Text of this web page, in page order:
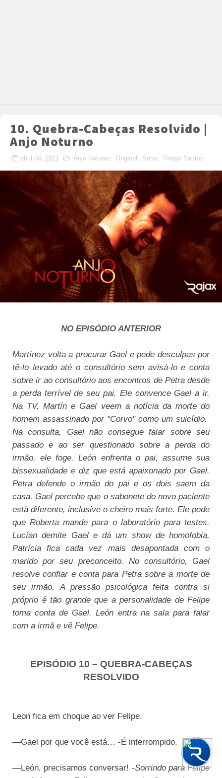
10. Quebra-Cabeças Resolvido |
Anjo Noturno
abril 04, 2021 Anjo Noturno Original Série Thiago Santos
NO EPISÓDIO ANTERIOR
Martínez volta a procurar Gael e pede desculpas por
tê-lo levado até o consultório sem avisá-lo e conta
sobre ir ao consultório aos encontros de Petra desde
a perda terrível de seu pai. Ele convence Gael a ir.
Na TV, Martín e Gael veem a notícia da morte do
homem assassinado por "Corvo" como um suicídio.
Na consulta, Gael não consegue falar sobre seu
passado e ao ser questionado sobre a perda do
irmão, ele foge. León enfrenta o pai, assume sua
bissexualidade e diz que está apaixonado por Gael.
Petra defende o irmão do pai e os dois saem da
casa. Gael percebe que o sabonete do novo paciente
está diferente, inclusive o cheiro mais forte. Ele pede
que Roberta mande para o laboratório para testes.
Lucían demite Gael e dá um show de homofobia,
Patrícia fica cada vez mais desapontada com o
marido por seu preconceito. No consultório, Gael
resolve confiar e conta para Petra sobre a morte de
seu irmão. A pressão psicológica feita contra si
próprio é tão grande que a personalidade de Felipe
toma conta de Gael. León entra na sala para falar
com a irmã e vê Felipe.
EPISÓDIO 10 – QUEBRA-CABEÇAS
RESOLVIDO
Leon fica em choque ao ver Felipe.
—Gael por que você está… -É interrompido.
—León, precisamos conversar! -Sorrindo para Felipe
home
explore
question_answer
arrow_upward